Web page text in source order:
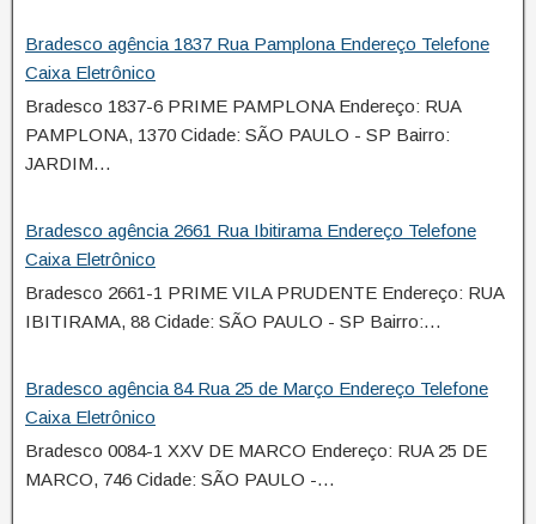
Bradesco agência 1837 Rua Pamplona Endereço Telefone
Caixa Eletrônico
Bradesco 1837-6 PRIME PAMPLONA Endereço: RUA
PAMPLONA, 1370 Cidade: SÃO PAULO - SP Bairro:
JARDIM…
Bradesco agência 2661 Rua Ibitirama Endereço Telefone
Caixa Eletrônico
Bradesco 2661-1 PRIME VILA PRUDENTE Endereço: RUA
IBITIRAMA, 88 Cidade: SÃO PAULO - SP Bairro:…
Bradesco agência 84 Rua 25 de Março Endereço Telefone
Caixa Eletrônico
Bradesco 0084-1 XXV DE MARCO Endereço: RUA 25 DE
MARCO, 746 Cidade: SÃO PAULO -…